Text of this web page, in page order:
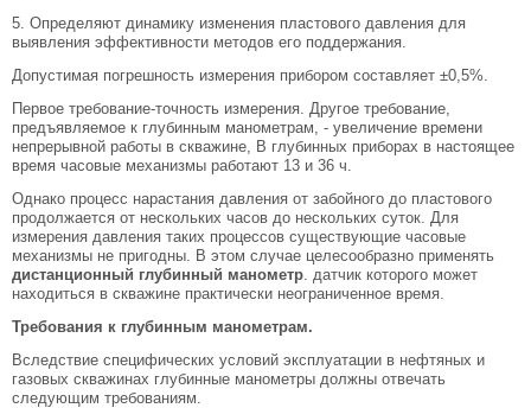
5. Определяют динамику изменения пластового давления для
выявления эффективности методов его поддержания.
Допустимая погрешность измерения прибором составляет ±0,5%.
Первое требование-точность измерения. Другое требование,
предъявляемое к глубинным манометрам, - увеличение времени
непрерывной работы в скважине, В глубинных приборах в настоящее
время часовые механизмы работают 13 и 36 ч.
Однако процесс нарастания давления от забойного до пластового
продолжается от нескольких часов до нескольких суток. Для
измерения давления таких процессов существующие часовые
механизмы не пригодны. В этом случае целесообразно применять
дистанционный глубинный манометр . датчик которого может
находиться в скважине практически неограниченное время.
Требования к глубинным манометрам.
Вследствие специфических условий эксплуатации в нефтяных и
газовых скважинах глубинные манометры должны отвечать
следующим требованиям.